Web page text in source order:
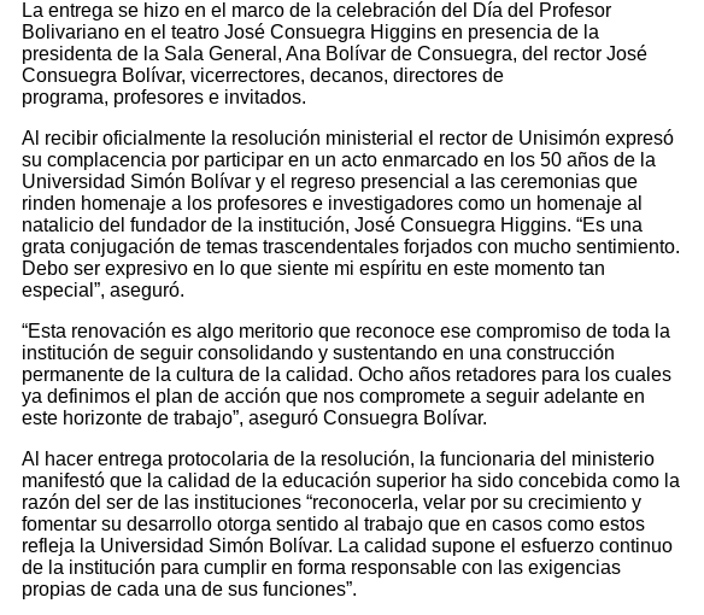
La entrega se hizo en el marco de la celebración del Día del Profesor
Bolivariano en el teatro José Consuegra Higgins en presencia de la
presidenta de la Sala General, Ana Bolívar de Consuegra, del rector José
Consuegra Bolívar, vicerrectores, decanos, directores de
programa, profesores e invitados.
Al recibir oficialmente la resolución ministerial el rector de Unisimón expresó
su complacencia por participar en un acto enmarcado en los 50 años de la
Universidad Simón Bolívar y el regreso presencial a las ceremonias que
rinden homenaje a los profesores e investigadores como un homenaje al
natalicio del fundador de la institución, José Consuegra Higgins. “Es una
grata conjugación de temas trascendentales forjados con mucho sentimiento.
Debo ser expresivo en lo que siente mi espíritu en este momento tan
especial”, aseguró.
“Esta renovación es algo meritorio que reconoce ese compromiso de toda la
institución de seguir consolidando y sustentando en una construcción
permanente de la cultura de la calidad. Ocho años retadores para los cuales
ya definimos el plan de acción que nos compromete a seguir adelante en
este horizonte de trabajo”, aseguró Consuegra Bolívar.
Al hacer entrega protocolaria de la resolución, la funcionaria del ministerio
manifestó que la calidad de la educación superior ha sido concebida como la
razón del ser de las instituciones “reconocerla, velar por su crecimiento y
fomentar su desarrollo otorga sentido al trabajo que en casos como estos
refleja la Universidad Simón Bolívar. La calidad supone el esfuerzo continuo
de la institución para cumplir en forma responsable con las exigencias
propias de cada una de sus funciones”.